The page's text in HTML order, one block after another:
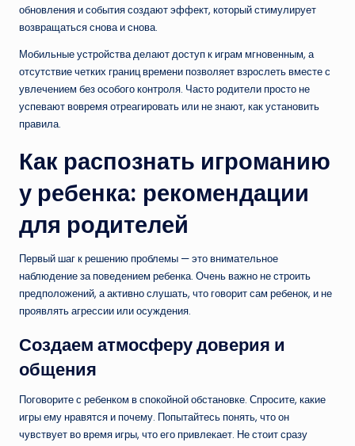
обновления и события создают эффект, который стимулирует
возвращаться снова и снова.
Мобильные устройства делают доступ к играм мгновенным, а
отсутствие четких границ времени позволяет взрослеть вместе с
увлечением без особого контроля. Часто родители просто не
успевают вовремя отреагировать или не знают, как установить
правила.
Как распознать игроманию
у ребенка: рекомендации
для родителей
Первый шаг к решению проблемы — это внимательное
наблюдение за поведением ребенка. Очень важно не строить
предположений, а активно слушать, что говорит сам ребенок, и не
проявлять агрессии или осуждения.
Создаем атмосферу доверия и
общения
Поговорите с ребенком в спокойной обстановке. Спросите, какие
игры ему нравятся и почему. Попытайтесь понять, что он
чувствует во время игры, что его привлекает. Не стоит сразу